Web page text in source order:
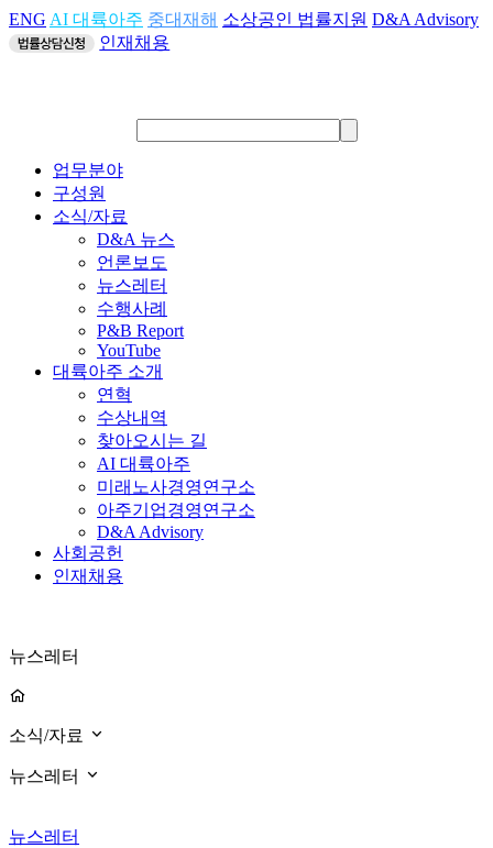
ENG AI 대륙아주 중대재해 소상공인 법률지원 D&A Advisory
인재채용
업무분야
구성원
소식/자료
D&A 뉴스
언론보도
뉴스레터
수행사례
P&B Report
YouTube
대륙아주 소개
연혁
수상내역
찾아오시는 길
AI 대륙아주
미래노사경영연구소
아주기업경영연구소
D&A Advisory
사회공헌
인재채용
뉴스레터
소식/자료
뉴스레터
뉴스레터